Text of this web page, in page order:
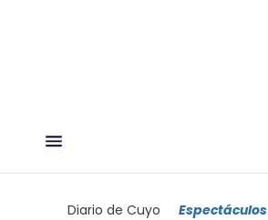
Diario de Cuyo Espectáculos